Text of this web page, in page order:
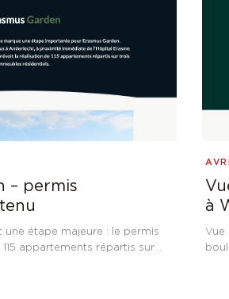
– permis
une étape majeure : le permis
appartements répartis sur
à
Vue